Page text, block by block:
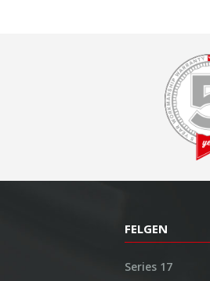
FELGEN
Series 17